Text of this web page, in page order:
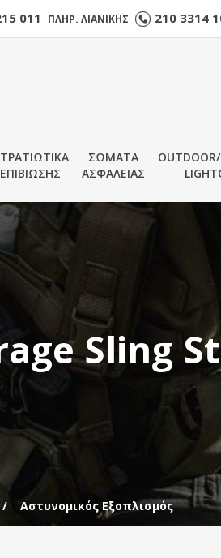
011 ΠΛΗΡ. ΛΙΑΝΙΚΗΣ 210 3314
ΕΠΙΒΙΩΣΗΣ
ΣΩΜΑΤΑ
ΑΣΦΑΛΕΙΑΣ
Sling
Αστυνομικός Εξοπλισμός